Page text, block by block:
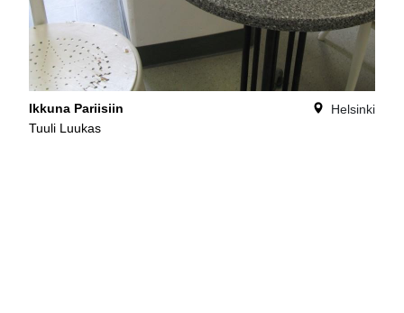
Ikkuna Pariisiin
Tuuli Luukas
Helsinki